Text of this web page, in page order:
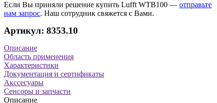
Если Вы приняли решение купить Lufft WTB100 — отправьте
нам запрос. Наш сотрудник свяжется с Вами.
Артикул: 8353.10
Описание
Область применения
Характеристики
Документация и сертификаты
Акссесуары
Сенсоры и запчасти
Описание